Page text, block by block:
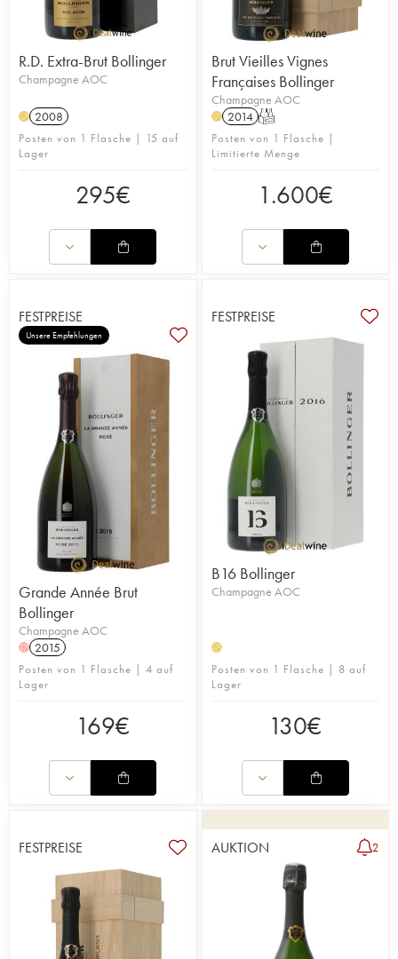
R.D. Extra-Brut Bollinger
Champagne AOC
H 2008
Posten von 1 Flasche | 15 auf
Lager
295€
Brut Vieilles Vignes
Françaises Bollinger
Champagne AOC
H 2014 T
Posten von 1 Flasche |
Limitierte Menge
1.600€
FESTPREISE
Unsere Empfehlungen
Grande Année Brut
Bollinger
Champagne AOC
H 2015
Posten von 1 Flasche | 4 auf
Lager
169€
FESTPREISE
B16 Bollinger
Champagne AOC
H
Posten von 1 Flasche | 8 auf
Lager
130€
FESTPREISE AUKTION 2